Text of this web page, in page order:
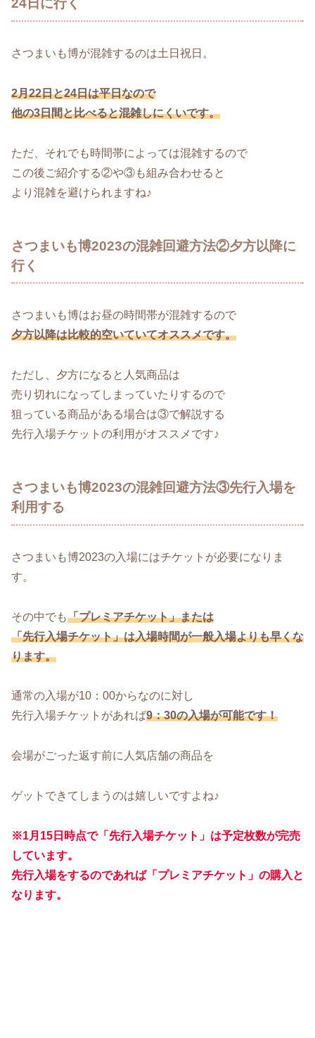
24日に行く
さつまいも博が混雑するのは土日祝日。
2月22日と24日は平日なので
他の3日間と比べると混雑しにくいです。
ただ、それでも時間帯によっては混雑するので
この後ご紹介する②や③も組み合わせると
より混雑を避けられますね♪
さつまいも博2023の混雑回避方法②夕方以降に
行く
さつまいも博はお昼の時間帯が混雑するので
夕方以降は比較的空いていてオススメです。
ただし、夕方になると人気商品は
売り切れになってしまっていたりするので
狙っている商品がある場合は③で解説する
先行入場チケットの利用がオススメです♪
さつまいも博2023の混雑回避方法③先行入場を
利用する
さつまいも博2023の入場にはチケットが必要になりま
す。
その中でも「プレミアチケット」または
「先行入場チケット」は入場時間が一般入場よりも早くな
ります。
通常の入場が10：00からなのに対し
先行入場チケットがあれば9：30の入場が可能です！
会場がごった返す前に人気店舗の商品を
ゲットできてしまうのは嬉しいですよね♪
※1月15日時点で「先行入場チケット」は予定枚数が完売
しています。
先行入場をするのであれば「プレミアチケット」の購入と
なります。